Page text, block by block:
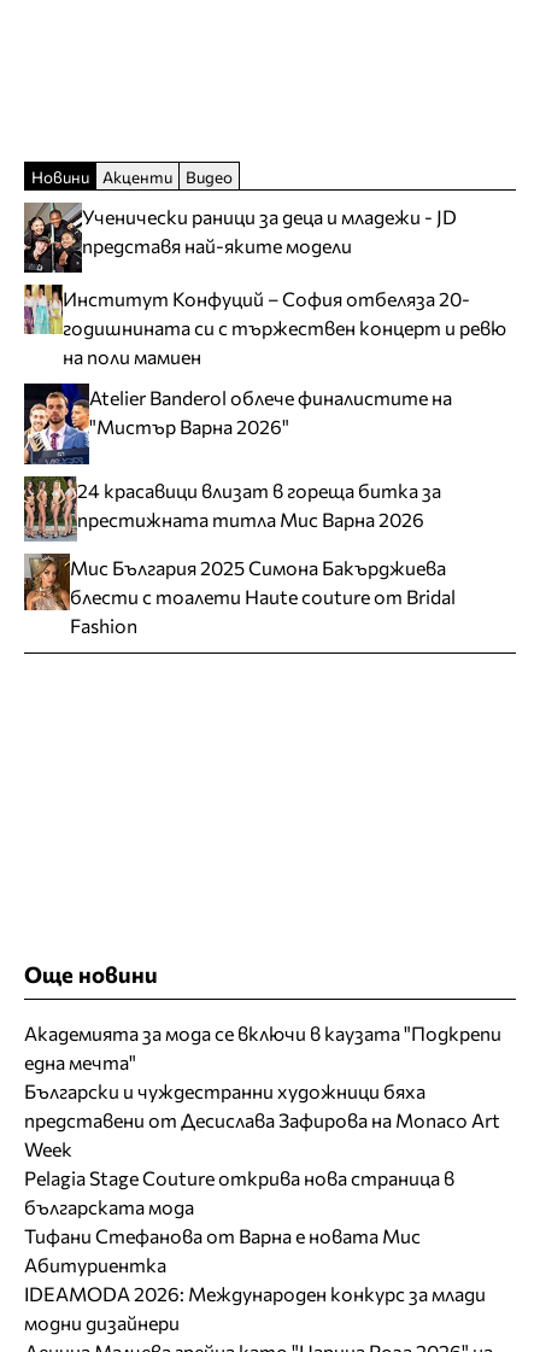
Новини Акценти Видео
Ученически раници за деца и младежи - JD
представя най-яките модели
Институт Конфуций – София отбеляза 20-
годишнината си с тържествен концерт и ревю
на поли мамиен
Atelier Banderol облече финалистите на
"Мистър Варна 2026"
24 красавици влизат в гореща битка за
престижната титла Мис Варна 2026
Мис България 2025 Симона Бакърджиева
блести с тоалети Haute couture от Bridal
Fashion
Още новини
Академията за мода се включи в каузата "Подкрепи
една мечта"
Български и чуждестранни художници бяха
представени от Десислава Зафирова на Monaco Art
Week
Pelagia Stage Couture открива нова страница в
българската мода
Тифани Стефанова от Варна е новата Мис
Абитуриентка
IDEAMODA 2026: Международен конкурс за млади
модни дизайнери